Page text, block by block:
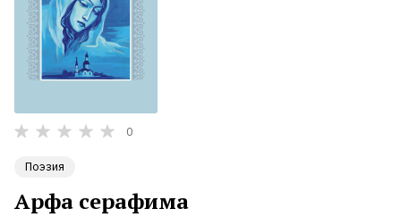
0
Поэзия
Арфа серафима